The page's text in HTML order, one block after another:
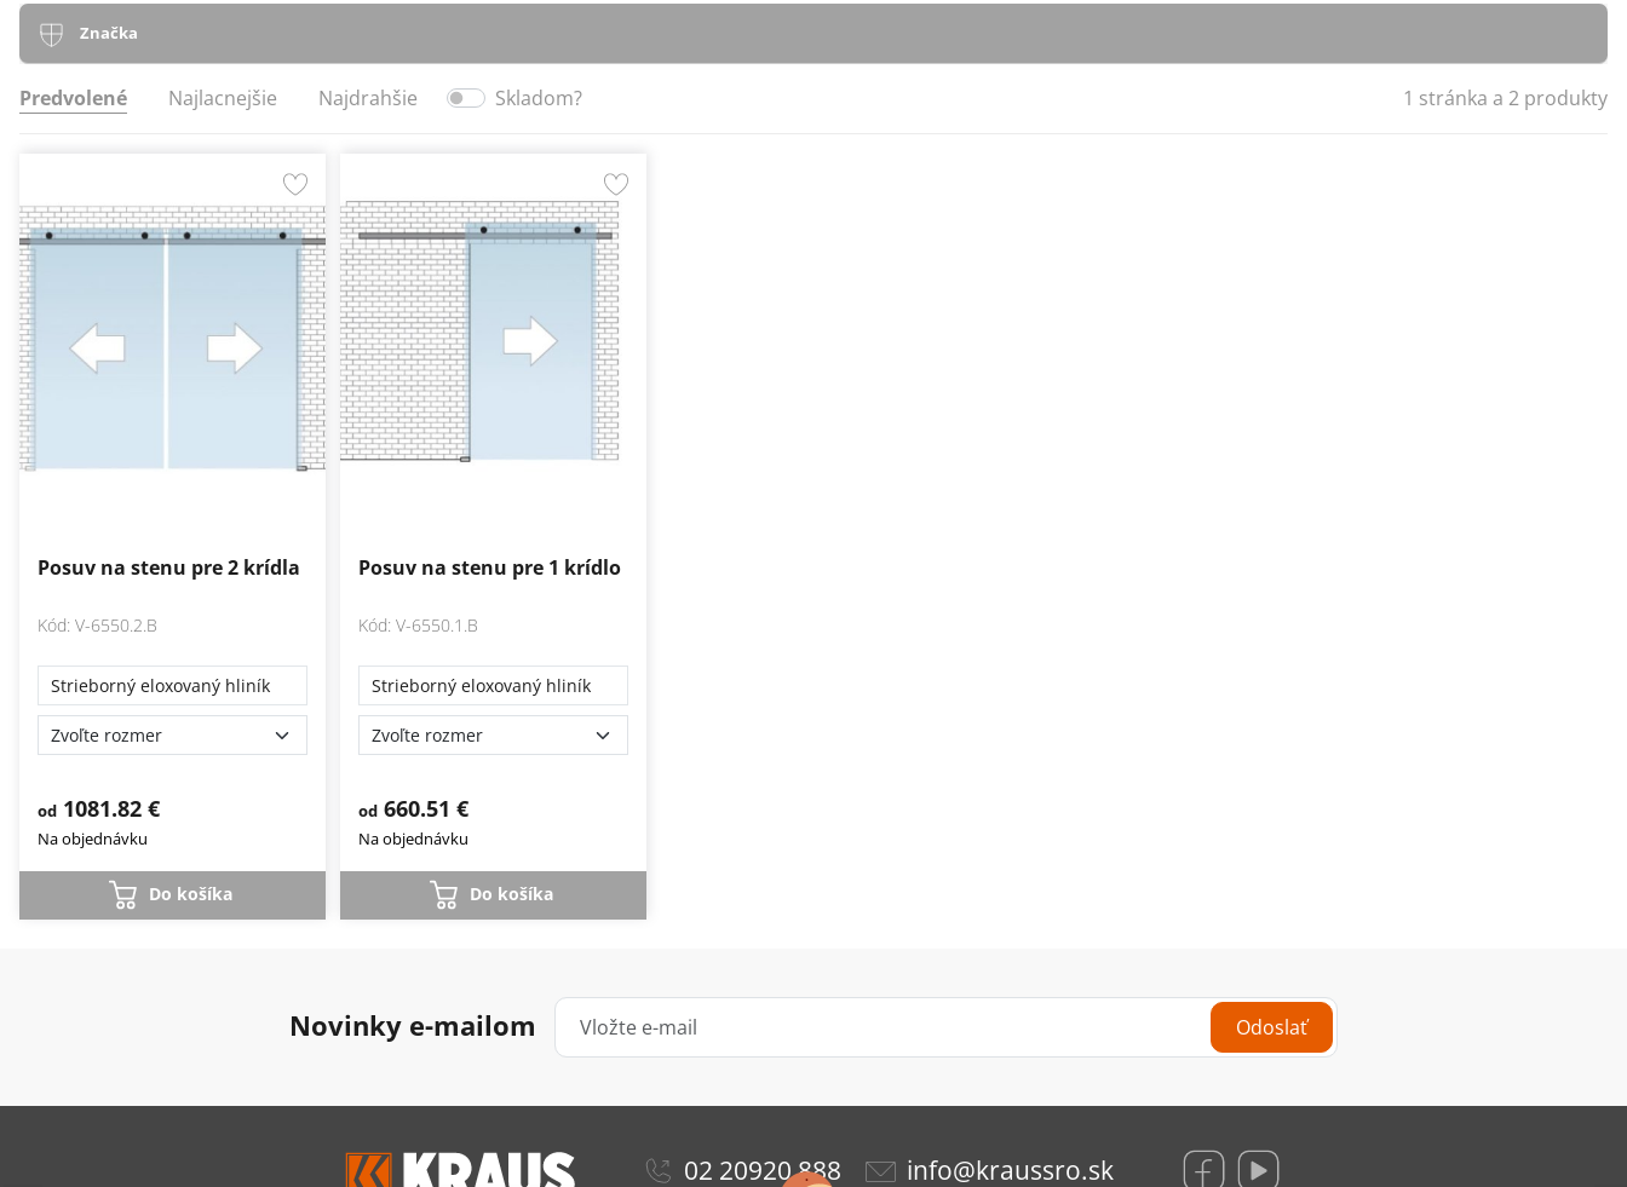
Značka
Predvolené Najlacnejšie Najdrahšie Skladom? 1 stránka a 2 produkty
Posuv na stenu pre 2 krídla
Kód: V-6550.2.B
Strieborný eloxovaný hliník
od 1081.82 €
Na objednávku
Do košíka
Posuv na stenu pre 1 krídlo
Kód: V-6550.1.B
Strieborný eloxovaný hliník
od660.51 €
Na objednávku
Do košíka
Novinky e-mailom Odoslať
02 20920 888 info@kraussro.sk